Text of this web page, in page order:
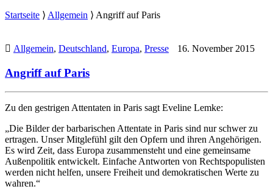
Startseite ⟩ Allgemein ⟩ Angriff auf Paris
Allgemein, Deutschland, Europa, Presse 16. November 2015
Angriff auf Paris
Zu den gestrigen Attentaten in Paris sagt Eveline Lemke:
„Die Bilder der barbarischen Attentate in Paris sind nur schwer zu
ertragen. Unser Mitglefühl gilt den Opfern und ihren Angehörigen.
Es wird Zeit, dass Europa zusammensteht und eine gemeinsame
Außenpolitik entwickelt. Einfache Antworten von Rechtspopulisten
werden nicht helfen, unsere Freiheit und demokratischen Werte zu
wahren.“